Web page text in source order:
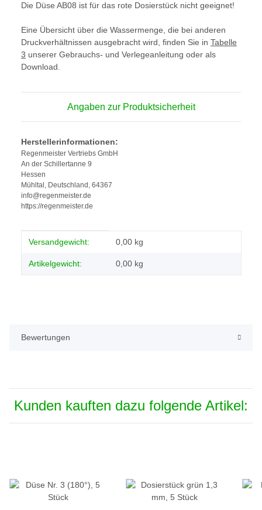
Die Düse AB08 ist für das rote Dosierstück nicht geeignet!
Eine Übersicht über die Wassermenge, die bei anderen
Druckverhältnissen ausgebracht wird, finden Sie in Tabelle
3 unserer Gebrauchs- und Verlegeanleitung oder als
Download.
Angaben zur Produktsicherheit
Herstellerinformationen:
Regenmeister Vertriebs GmbH
An der Schillertanne 9
Hessen
Mühltal, Deutschland, 64367
info@regenmeister.de
https://regenmeister.de
Produkteigenschaft
Wert
Versandgewicht: 0,00 kg
Artikelgewicht: 0,00 kg
Bewertungen
Kunden kauften dazu folgende Artikel: